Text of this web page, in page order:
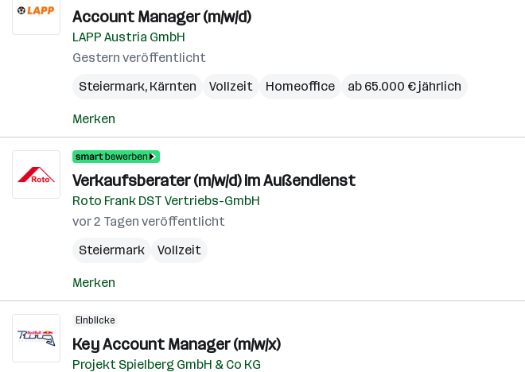
Account Manager (m/w/d)
LAPP Austria GmbH
Gestern veröffentlicht
Steiermark, Kärnten Vollzeit Homeoffice ab 65.000 € jährlich
Merken
Verkaufsberater (m/w/d) im Außendienst
Roto Frank DST Vertriebs-GmbH
vor 2 Tagen veröffentlicht
Steiermark
Vollzeit
Merken
Einblicke
Key Account Manager (m/w/x)
Projekt Spielberg GmbH & Co KG